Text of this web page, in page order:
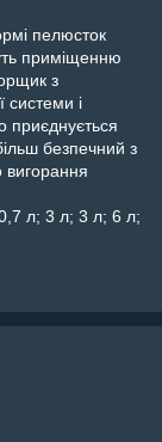
пелюсток
приміщенню
з
системи і
приєднується
безпечний з
вигорання
л; 3 л; 3 л; 6 л;